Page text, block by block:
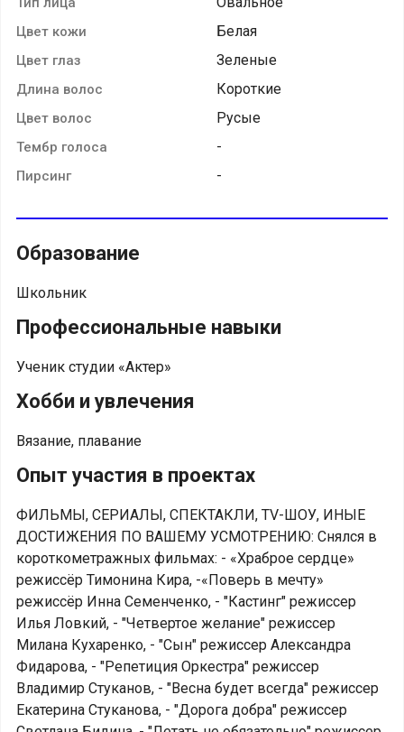
Цвет кожи Белая
Цвет глаз Зеленые
Длина волос Короткие
Цвет волос Русые
Тембр голоса -
Пирсинг -
Образование
Школьник
Профессиональные навыки
Ученик студии «Актер»
Хобби и увлечения
Вязание, плавание
Опыт участия в проектах
ФИЛЬМЫ, СЕРИАЛЫ, СПЕКТАКЛИ, TV-ШОУ, ИНЫЕ
ДОСТИЖЕНИЯ ПО ВАШЕМУ УСМОТРЕНИЮ: Снялся в
короткометражных фильмах: - «Храброе сердце»
режиссёр Тимонина Кира, -«Поверь в мечту»
режиссёр Инна Семенченко, - "Кастинг" режиссер
Илья Ловкий, - "Четвертое желание" режиссер
Милана Кухаренко, - "Сын" режиссер Александра
Фидарова, - "Репетиция Оркестра" режиссер
Владимир Стуканов, - "Весна будет всегда" режиссер
Екатерина Стуканова, - "Дорога добра" режиссер